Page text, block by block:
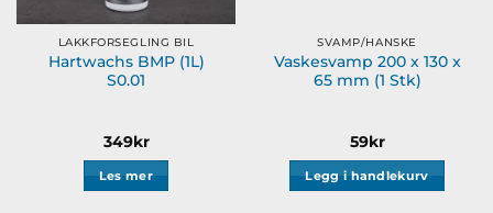
LAKKFORSEGLING BIL
Hartwachs BMP (1L)
S0.01
349kr
Les mer
SVAMP/HANSKE
Vaskesvamp 200 x 130 x
65 mm (1 Stk)
59kr
Legg i handlekurv